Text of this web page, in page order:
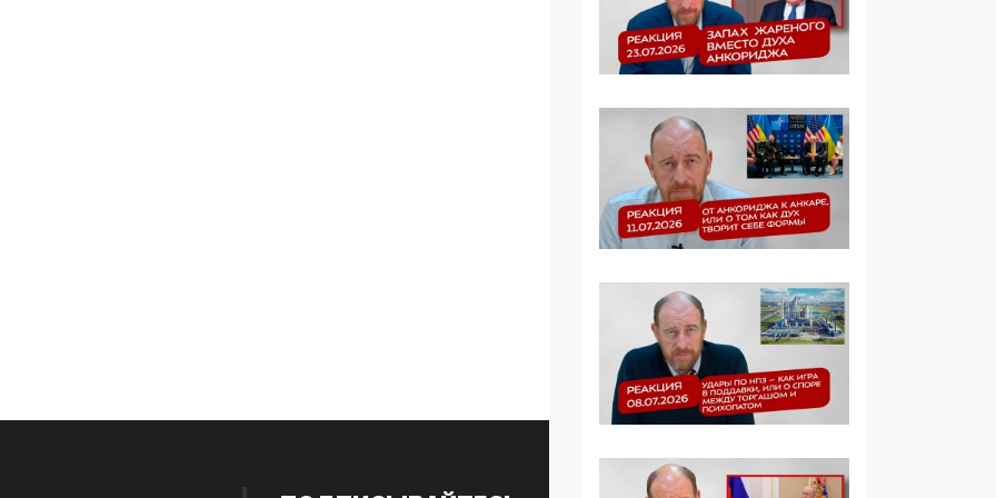
Симулякр патриотизма
и благолепия:
профилактика негатива
отдана на откуп
«движперам»
03:35, 25 Апреля 2026
120 лет
парламентаризма: как
институт
народовластия
превратился в «чего
изволите» для
Правительства и АП
06:29, 15 Апреля 2026
Социальный фонд
России – пионер